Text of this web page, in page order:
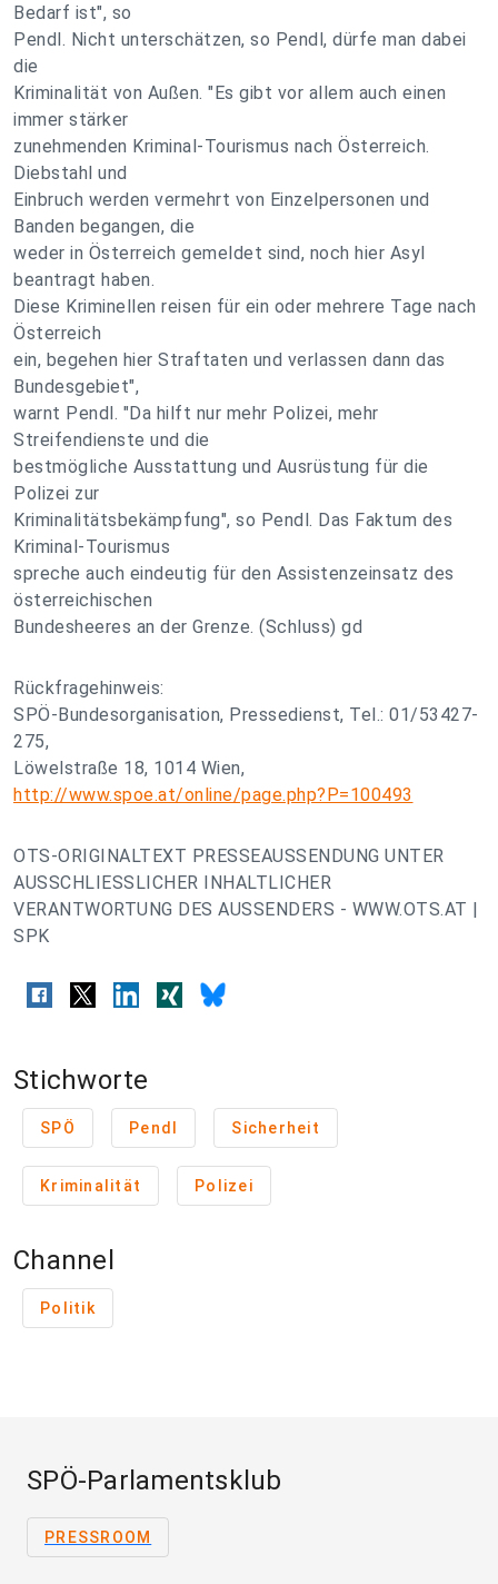
Bedarf ist", so
Pendl. Nicht unterschätzen, so Pendl, dürfe man dabei
die
Kriminalität von Außen. "Es gibt vor allem auch einen
immer stärker
zunehmenden Kriminal-Tourismus nach Österreich.
Diebstahl und
Einbruch werden vermehrt von Einzelpersonen und
Banden begangen, die
weder in Österreich gemeldet sind, noch hier Asyl
beantragt haben.
Diese Kriminellen reisen für ein oder mehrere Tage nach
Österreich
ein, begehen hier Straftaten und verlassen dann das
Bundesgebiet",
warnt Pendl. "Da hilft nur mehr Polizei, mehr
Streifendienste und die
bestmögliche Ausstattung und Ausrüstung für die
Polizei zur
Kriminalitätsbekämpfung", so Pendl. Das Faktum des
Kriminal-Tourismus
spreche auch eindeutig für den Assistenzeinsatz des
österreichischen
Bundesheeres an der Grenze. (Schluss) gd
Rückfragehinweis:
SPÖ-Bundesorganisation, Pressedienst, Tel.: 01/53427-
275,
Löwelstraße 18, 1014 Wien,
http://www.spoe.at/online/page.php?P=100493
OTS-ORIGINALTEXT PRESSEAUSSENDUNG UNTER
AUSSCHLIESSLICHER INHALTLICHER
VERANTWORTUNG DES AUSSENDERS - WWW.OTS.AT |
SPK
Stichworte
SPÖ Pendl Sicherheit
Kriminalität Polizei
Channel
Politik
SPÖ-Parlamentsklub
PRESSROOM